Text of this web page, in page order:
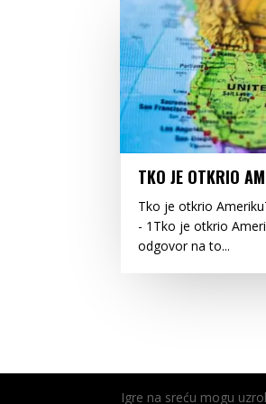
TKO JE OTKRIO
Tko je otkrio
- 1Tko je otkrio
odgovor na to...
Igre na sreću mogu